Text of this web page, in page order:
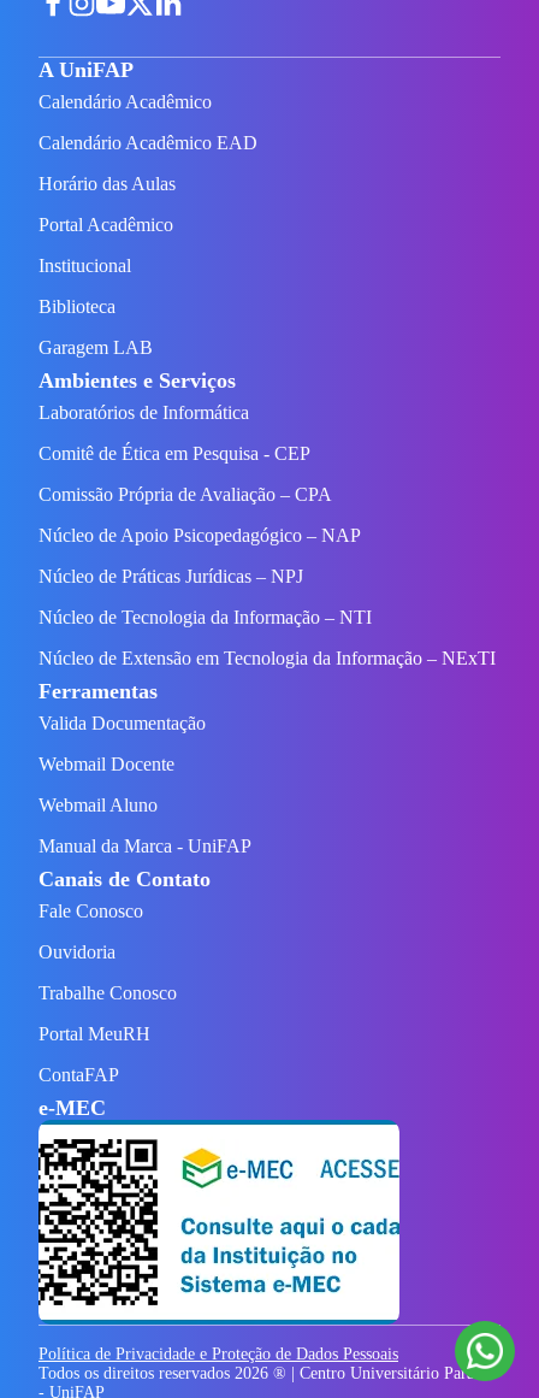
A UniFAP
Calendário Acadêmico
Calendário Acadêmico EAD
Horário das Aulas
Portal Acadêmico
Institucional
Biblioteca
Garagem LAB
Ambientes e Serviços
Laboratórios de Informática
Comitê de Ética em Pesquisa - CEP
Comissão Própria de Avaliação – CPA
Núcleo de Apoio Psicopedagógico – NAP
Núcleo de Práticas Jurídicas – NPJ
Núcleo de Tecnologia da Informação – NTI
Núcleo de Extensão em Tecnologia da Informação – NExTI
Ferramentas
Valida Documentação
Webmail Docente
Webmail Aluno
Manual da Marca - UniFAP
Canais de Contato
Fale Conosco
Ouvidoria
Trabalhe Conosco
Portal MeuRH
ContaFAP
e-MEC
Todos os direitos reservados 2026 ® | Centro Universitário Paraíso
- UniFAP
Política de Privacidade e Proteção de Dados Pessoais